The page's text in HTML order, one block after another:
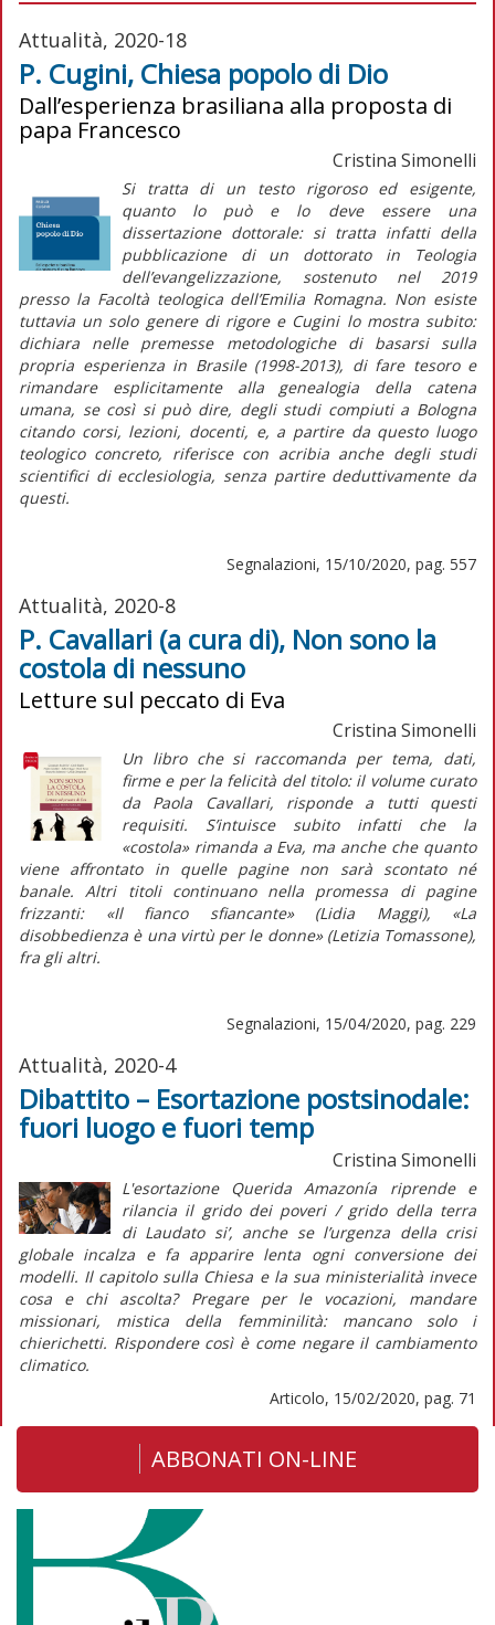
Attualità, 2020-18
P. Cugini, Chiesa popolo di Dio
Dall’esperienza brasiliana alla proposta di
papa Francesco
Cristina Simonelli
Si tratta di un testo rigoroso ed esigente,
quanto lo può e lo deve essere una
dissertazione dottorale: si tratta infatti della
pubblicazione di un dottorato in Teologia
dell’evangelizzazione, sostenuto nel 2019
presso la Facoltà teologica dell’Emilia Romagna. Non esiste
tuttavia un solo genere di rigore e Cugini lo mostra subito:
dichiara nelle premesse metodologiche di basarsi sulla
propria esperienza in Brasile (1998-2013), di fare tesoro e
rimandare esplicitamente alla genealogia della catena
umana, se così si può dire, degli studi compiuti a Bologna
citando corsi, lezioni, docenti, e, a partire da questo luogo
teologico concreto, riferisce con acribia anche degli studi
scientifici di ecclesiologia, senza partire deduttivamente da
questi.
Segnalazioni, 15/10/2020, pag. 557
Attualità, 2020-8
P. Cavallari (a cura di), Non sono la
costola di nessuno
Letture sul peccato di Eva
Cristina Simonelli
Un libro che si raccomanda per tema, dati,
firme e per la felicità del titolo: il volume curato
da Paola Cavallari, risponde a tutti questi
requisiti. S’intuisce subito infatti che la
«costola» rimanda a Eva, ma anche che quanto
viene affrontato in quelle pagine non sarà scontato né
banale. Altri titoli continuano nella promessa di pagine
frizzanti: «Il fianco sfiancante» (Lidia Maggi), «La
disobbedienza è una virtù per le donne» (Letizia Tomassone),
fra gli altri.
Segnalazioni, 15/04/2020, pag. 229
Attualità, 2020-4
Dibattito – Esortazione postsinodale:
fuori luogo e fuori temp
Cristina Simonelli
L'esortazione Querida Amazonía riprende e
rilancia il grido dei poveri / grido della terra
di Laudato si’, anche se l’urgenza della crisi
globale incalza e fa apparire lenta ogni conversione dei
modelli. Il capitolo sulla Chiesa e la sua ministerialità invece
cosa e chi ascolta? Pregare per le vocazioni, mandare
missionari, mistica della femminilità: mancano solo i
chierichetti. Rispondere così è come negare il cambiamento
climatico.
Articolo, 15/02/2020, pag. 71
ABBONATI ON-LINE